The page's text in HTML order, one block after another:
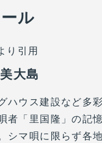
ル
り引用
大島
ウス建設など多
「里国隆」の記
マ唄に限らず各